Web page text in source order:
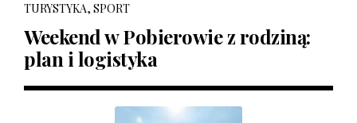
TURYSTYKA, SPORT
Weekend w Pobierowie z rodziną:
plan i logistyka